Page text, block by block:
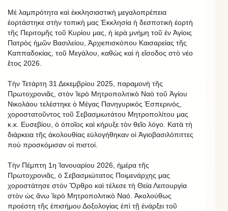
Μέ λαμπρότητα καὶ ἐκκλησιαστικὴ μεγαλοπρέπεια
ἐορτάστηκε στὴν τοπικὴ μας Ἐκκλησία ἡ δεσποτικὴ ἑορτὴ
τῆς Περιτομῆς τοῦ Κυρίου μας, ἡ ἱερὰ μνήμη τοῦ ἐν Ἁγίοις
Πατρὸς ἡμῶν Βασιλείου, Ἀρχιεπισκόπου Καισαρείας τῆς
Καππαδοκίας, τοῦ Μεγάλου, καθὼς καὶ ἡ εἴσοδος στὸ νέο
ἔτος 2026.
Τὴν Τετάρτη 31 Δεκεμβρίου 2025, παραμονὴ τῆς
Πρωτοχρονιᾶς, στὸν Ἱερὸ Μητροπολιτικὸ Ναὸ τοῦ Ἁγίου
Νικολάου τελέστηκε ὁ Μέγας Πανηγυρικός Ἑσπερινός,
χοροστατοῦντος τοῦ Σεβασμιωτάτου Μητροπολίτου μας
κ.κ. Ευσεβίου, ὁ ὁποῖος καὶ κήρυξε τὸν θεῖο λόγο. Κατὰ τὴ
διάρκεια τῆς ἀκολουθίας εὐλογήθηκαν οἱ Ἁγιοβασιλόπιττες
ποὺ προσκόμισαν οἱ πιστοί.
Τὴν Πέμπτη 1η Ἰανουαρίου 2026, ἡμέρα τῆς
Πρωτοχρονιᾶς, ὁ Σεβασμιώτατος Ποιμενάρχης μας
χοροστάτησε στὸν Ὄρθρο καὶ τέλεσε τὴ Θεία Λειτουργία
στὸν ὡς ἄνω Ἱερὸ Μητροπολιτικὸ Ναό. Ἀκολούθως
προέστη τῆς ἐπισήμου Δοξολογίας ἐπὶ τῇ ἐνάρξει τοῦ